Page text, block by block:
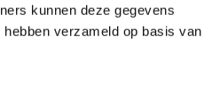
kunnen deze gegevens
verzameld op basis van